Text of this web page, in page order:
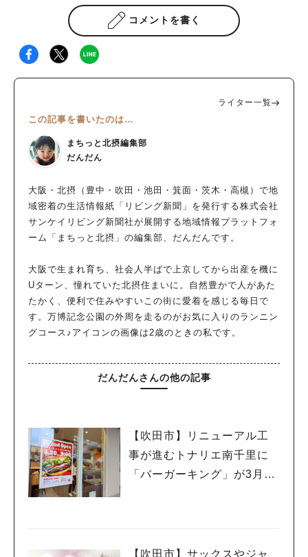
コメントを書く
ライター一覧
この記事を書いたのは…
まちっと北摂編集部
だんだん
大阪・北摂（豊中・吹田・池田・箕面・茨木・高槻）で地
域密着の生活情報紙「リビング新聞」を発行する株式会社
サンケイリビング新聞社が展開する地域情報プラットフォ
ーム「まちっと北摂」の編集部、だんだんです。
大阪で生まれ育ち、社会人半ばで上京してから出産を機に
Uターン、憧れていた北摂住まいに。自然豊かで人があた
たかく、便利で住みやすいこの街に愛着を感じる毎日で
す。万博記念公園の外周を走るのがお気に入りのランニン
グコース♪アイコンの画像は2歳のときの私です。
だんだんさんの他の記事
【吹田市】リニューアル工
事が進むトナリエ南千里に
「バーガーキング」が3月20
【吹田市】サックスやジャ